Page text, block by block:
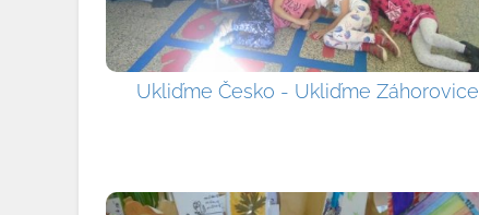
Ukliďme Česko - Ukliďme Záhorovice